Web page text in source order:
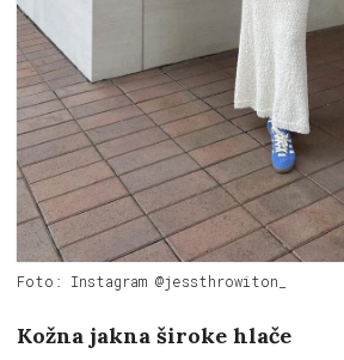
Foto: Instagram @jessthrowiton_
Kožna jakna široke hlače